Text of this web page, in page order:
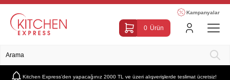
Kampanyalar
0 Ürün
Kitchen Express’den yapacağınız 2000 TL ve üzeri alışverişlerde teslimat ücretsiz!